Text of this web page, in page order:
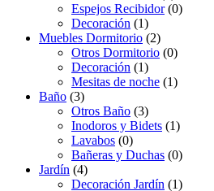
Espejos Recibidor(0)
Decoración (1)
Muebles Dormitorio (2)
Otros Dormitorio (0)
Decoración (1)
Mesitas de noche (1)
Baño (3)
Otros Baño (3)
Inodoros y Bidets (1)
Lavabos (0)
Bañeras y Duchas (0)
Jardín (4)
Decoración Jardín (1)